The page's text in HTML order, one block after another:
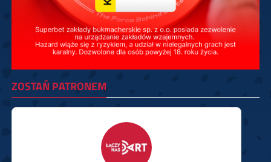
ZOSTAŃ PATRONEM